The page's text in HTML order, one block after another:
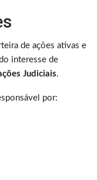
de ações ativas e
interesse de
Judiciais.
por: